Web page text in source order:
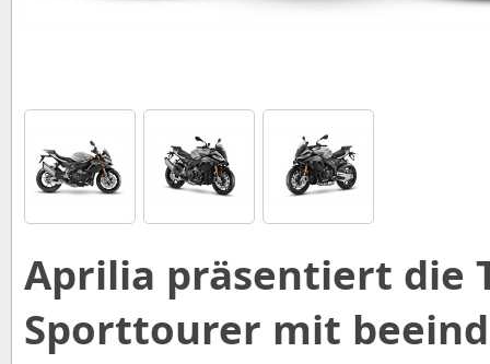
Aprilia präsentiert die
Sporttourer mit